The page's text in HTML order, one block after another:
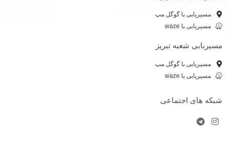
مسیریابی با گوگل مپ
مسیریابی با waze
مسیربابی شعبه تبریز
مسیریابی با گوگل مپ
مسیریابی با waze
شبکه های اجتماعی